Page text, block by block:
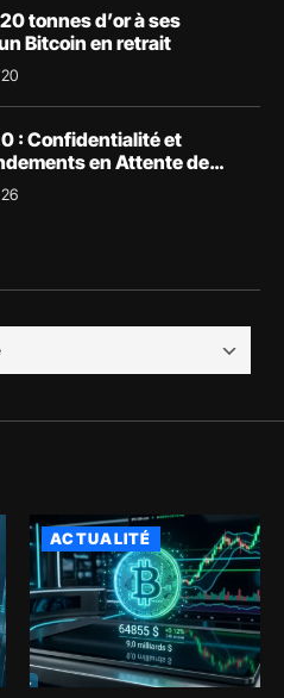
tonnes d’or à ses
Bitcoin en retrait
: Confidentialité et
en Attente de
ACTUALITÉ